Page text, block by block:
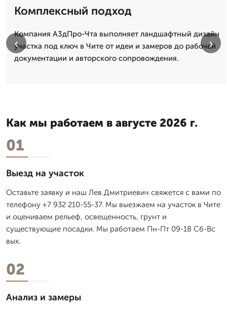
Комплексный подход
Компания А3дПро-Чта выполняет ландшафтный дизайн
участка под ключ в Чите от идеи и замеров до рабочей
документации и авторского сопровождения.
‹ ›
Как мы работаем в августе 2026 г.
01
Выезд на участок
Оставьте заявку и наш Лев Дмитpиевич свяжется с вами по
телефону +7 932 210-55-37. Мы выезжаем на участок в Чите
и оцениваем рельеф, освещенность, грунт и
существующие посадки. Мы работаем Пн-Пт 09-18 Сб-Вс
вых.
02
Анализ и замеры